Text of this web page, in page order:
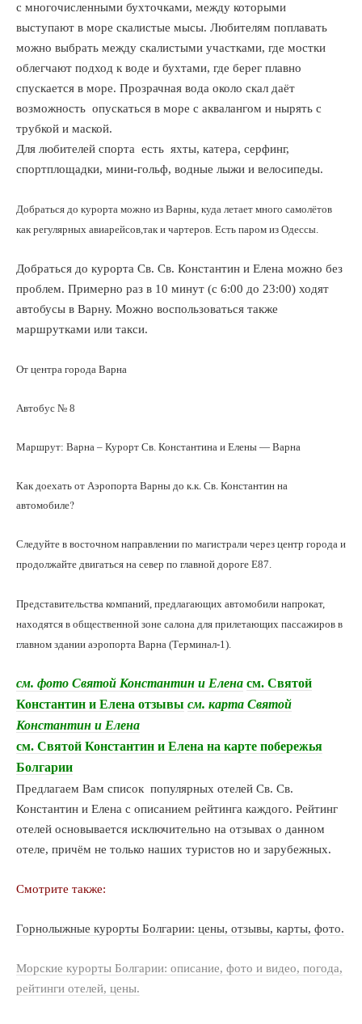
с многочисленными бухточками, между которыми
выступают в море скалистые мысы. Любителям поплавать
можно выбрать между скалистыми участками, где мостки
облегчают подход к воде и бухтами, где берег плавно
спускается в море. Прозрачная вода около скал даёт
возможность опускаться в море с аквалангом и нырять с
трубкой и маской.
Для любителей спорта есть яхты, катера, серфинг,
спортплощадки, мини-гольф, водные лыжи и велосипеды.
Добраться до курорта можно из Варны, куда летает много самолётов
как регулярных авиарейсов,так и чартеров. Есть паром из Одессы.
Добраться до курорта Св. Св. Константин и Елена можно без
проблем. Примерно раз в 10 минут (с 6:00 до 23:00) ходят
автобусы в Варну. Можно воспользоваться также
маршрутками или такси.
От центра города Варна
Автобус № 8
Маршрут: Варна – Курорт Св. Константина и Елены — Варна
Как доехать от Аэропорта Варны до к.к. Св. Константин на
автомобиле?
Следуйте в восточном направлении по магистрали через центр города и
продолжайте двигаться на север по главной дороге Е87.
Представительства компаний, предлагающих автомобили напрокат,
находятся в общественной зоне салона для прилетающих пассажиров в
главном здании аэропорта Варна (Терминал-1).
см. фото Святой Константин и Елена см. Святой
Константин и Елена отзывы см. карта Святой
Константин и Елена
см. Святой Константин и Елена на карте побережья
Болгарии
Предлагаем Вам список популярных отелей Св. Св.
Константин и Елена с описанием рейтинга каждого. Рейтинг
отелей основывается исключительно на отзывах о данном
отеле, причём не только наших туристов но и зарубежных.
Смотрите также:
Горнолыжные курорты Болгарии: цены, отзывы, карты, фото.
Морские курорты Болгарии: описание, фото и видео, погода,
рейтинги отелей, цены.